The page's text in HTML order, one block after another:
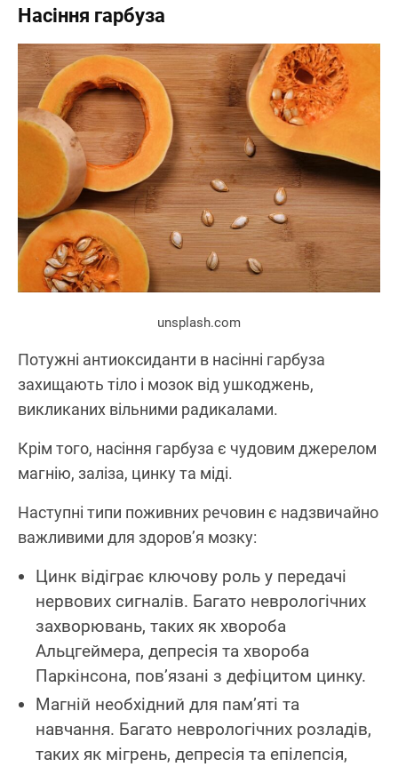
Насіння гарбуза
unsplash.com
Потужні антиоксиданти в насінні гарбуза
захищають тіло і мозок від ушкоджень,
викликаних вільними радикалами.
Крім того, насіння гарбуза є чудовим джерелом
магнію, заліза, цинку та міді.
Наступні типи поживних речовин є надзвичайно
важливими для здоров’я мозку:
Цинк відіграє ключову роль у передачі
нервових сигналів. Багато неврологічних
захворювань, таких як хвороба
Альцгеймера, депресія та хвороба
Паркінсона, пов’язані з дефіцитом цинку.
Магній необхідний для пам’яті та
навчання. Багато неврологічних розладів,
таких як мігрень, депресія та епілепсія,